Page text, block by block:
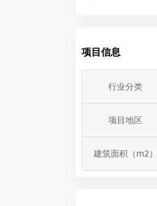
项目信息
行业分类
项目地区
建筑面积（m2）